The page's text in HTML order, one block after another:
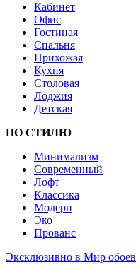
Кабинет
Офис
Гостиная
Спальня
Прихожая
Кухня
Столовая
Лоджия
Детская
ПО СТИЛЮ
Минимализм
Современный
Лофт
Классика
Модерн
Эко
Прованс
Эксклюзивно в Мир обоев